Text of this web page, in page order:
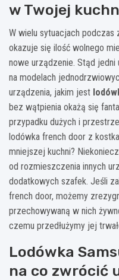
w Twojej
W wielu sytuacjach podczas
okazuje się ilość wolnego
nowe urządzenie. Stąd
na modelach
urządzenia, jakim jest
bez wątpienia okażą się
przypadku dużych i
lodówka french door z
mniejszej kuchni?
od rozmieszczenia innych
dodatkowych szafek. Jeśli
french door, możemy
przechowywaną w nich
czemu przedłużymy jej
Lodówka
na co zwrócić